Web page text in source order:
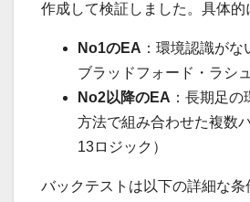
作成して検証しました。具体的
No1のEA ：環境認識がな
ブラッドフォード・ラシ
No2以降のEA ：長期足
方法で組み合わせた複数
13ロジック）
バックテストは以下の詳細な条